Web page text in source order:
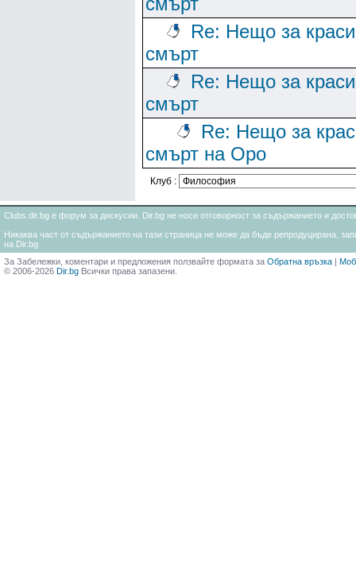
Re: Нещо за
смърт
Re: Нещо за
смърт
Re: Нещо за
смърт на Оро
Клуб :
Clubs.dir.bg е форум за дискусии. Dir.bg не носи отговорност за съдържанието и
Никаква част от съдържанието на тази страница не може да бъде репродуцирана,
на Dir.bg
За Забележки, коментари и предложения ползвайте формата за Обратна връзка |
© 2006-2026 Dir.bg Всички права запазени.